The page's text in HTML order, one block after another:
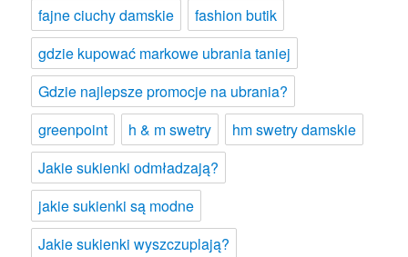
fajne ciuchy damskie
fashion butik
gdzie kupować markowe ubrania taniej
Gdzie najlepsze promocje na ubrania?
greenpoint
h & m swetry
hm swetry damskie
Jakie sukienki odmładzają?
jakie sukienki są modne
Jakie sukienki wyszczuplają?